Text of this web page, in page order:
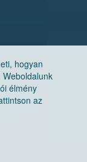
hogyan
élmény
az